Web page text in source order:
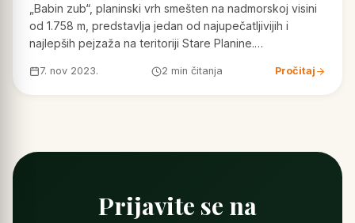
„Babin zub“, planinski vrh smešten na nadmorskoj visini
od 1.758 m, predstavlja jedan od najupečatljivijih i
najlepših pejzaža na teritoriji Stare Planine.…
7. nov 2023. 2 min čitanja Pročitaj
Prijavite se na